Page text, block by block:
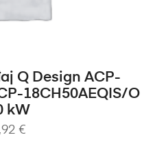
KOŠARICU
Q Design ACP-
18CH50AEQIS/O
kW
€